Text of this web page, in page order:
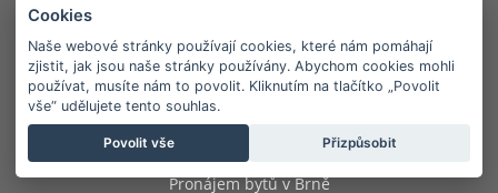
Pojištění
Reality
Hotel v Brně
Wellness v Brně
Kongresové centrum Brno
Pronájem bytů v Brně
Cookies
Naše webové stránky používají cookies, které nám pomáhají
zjistit, jak jsou naše stránky používány. Abychom cookies mohli
používat, musíte nám to povolit. Kliknutím na tlačítko „Povolit
vše“ udělujete tento souhlas.
Povolit vše Přizpůsobit